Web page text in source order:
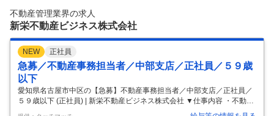
目的とした改修プロジェクトを発注者の立場でプロジェクトマネジメン
ト業務を担当していただきます。 ■具体的業務： ・商業施設における建
…
不動産管理業界の求人
新栄不動産ビジネス株式会社
NEW 正社員
急募／不動産事務担当者／中部支店／正社員／５９歳
以下
愛知県名古屋市中区の【急募】不動産事務担当者／中部支店／正社員／
５９歳以下 (正社員) | 新栄不動産ビジネス株式会社 ▼仕事内容 ・不動産
事務経験者歓迎します。 人事総務など事務全般経験者歓迎１．インセン